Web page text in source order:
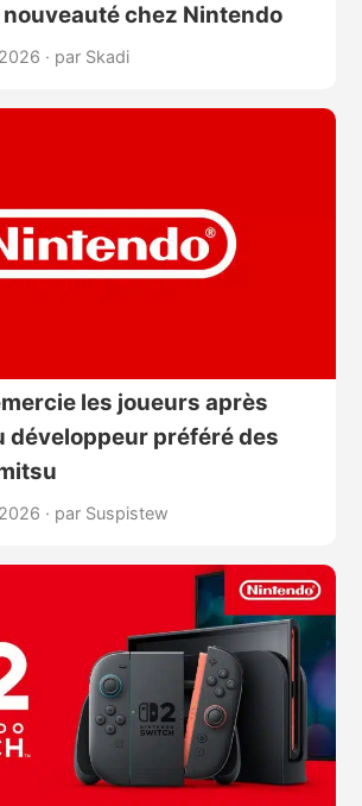
chez Nintendo
· par Skadi
les joueurs après
développeur préféré des
· par Suspistew